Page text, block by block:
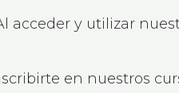
acceder y utilizar
en nuestros